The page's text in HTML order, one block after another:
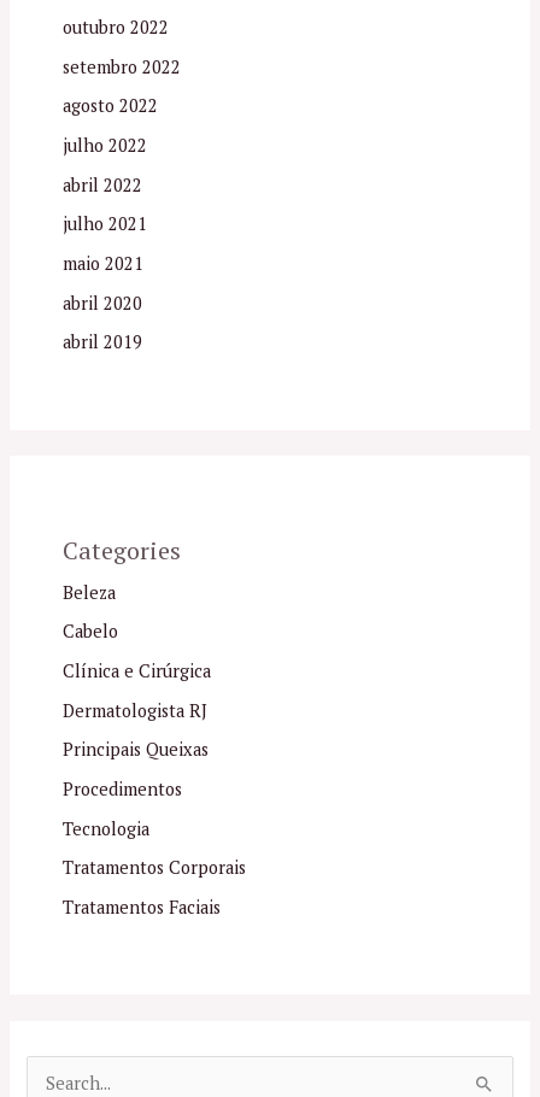
outubro 2022
setembro 2022
agosto 2022
julho 2022
abril 2022
julho 2021
maio 2021
abril 2020
abril 2019
Categories
Beleza
Cabelo
Clínica e Cirúrgica
Dermatologista RJ
Principais Queixas
Procedimentos
Tecnologia
Tratamentos Corporais
Tratamentos Faciais